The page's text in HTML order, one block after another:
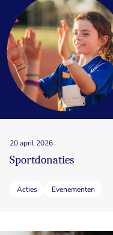
20 april 2026
Sportdonaties
Acties Evenementen